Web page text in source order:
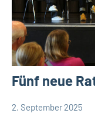
Fünf neue
Bündnis
2. September 2025
Edeltraud